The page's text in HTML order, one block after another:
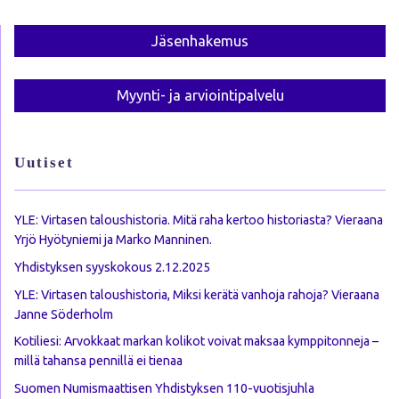
Jäsen­hakemus
Myynti- ja arviointi­palvelu
Uutiset
YLE: Virtasen taloushistoria. Mitä raha kertoo historiasta? Vieraana
Yrjö Hyötyniemi ja Marko Manninen.
Yhdistyksen syyskokous 2.12.2025
YLE: Virtasen taloushistoria, Miksi kerätä vanhoja rahoja? Vieraana
Janne Söderholm
Kotiliesi: Arvokkaat markan kolikot voivat maksaa kymppitonneja –
millä tahansa pennillä ei tienaa
Suomen Numismaattisen Yhdistyksen 110-vuotisjuhla